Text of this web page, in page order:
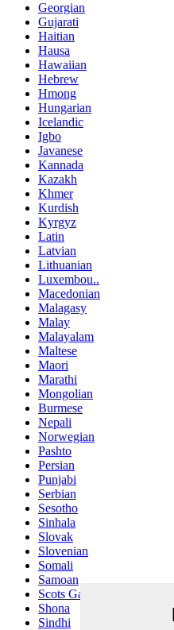
Georgian
Gujarati
Haitian
Hausa
Hawaiian
Hebrew
Hmong
Hungarian
Icelandic
Igbo
Javanese
Kannada
Kazakh
Khmer
Kurdish
Kyrgyz
Latin
Latvian
Lithuanian
Luxembou..
Macedonian
Malagasy
Malay
Malayalam
Maltese
Maori
Marathi
Mongolian
Burmese
Nepali
Norwegian
Pashto
Persian
Punjabi
Serbian
Sesotho
Sinhala
Slovak
Slovenian
Somali
Samoan
Scots Gaelic
Shona
Sindhi